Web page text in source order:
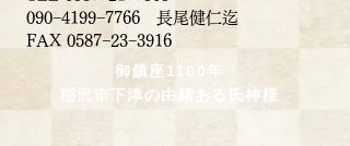
090−4199−7766 長尾健仁迄
​FAX 0587−23−3916
御鎮座1100年
稲沢市下津の由緒ある氏神様